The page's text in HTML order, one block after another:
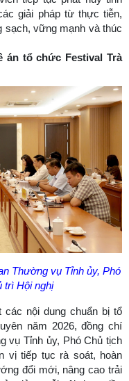
giải pháp từ thực tiễn,
sạch, vững mạnh và thúc
án tổ chức Festival Trà
Thường vụ Tỉnh ủy, Phó
trì Hội nghị
các nội dung chuẩn bị tổ
năm 2026, đồng chí
vụ Tỉnh ủy, Phó Chủ tịch
vị tiếp tục rà soát, hoàn
đổi mới, nâng cao trải